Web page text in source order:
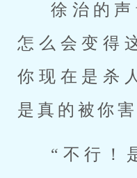
徐治的
怎么会变得
你现在是杀
是真的被你
“不行！